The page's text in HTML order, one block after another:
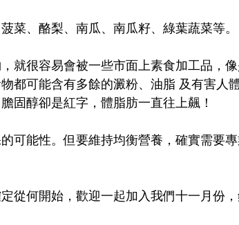
菜、酪梨、南瓜、南瓜籽、綠葉蔬菜等。
就很容易會被一些市面上素食加工品，
都可能含有多餘的澱粉、油脂 及有害人
固醇卻是紅字，體脂肪一直往上飆！
可能性。但要維持均衡營養，確實需要
從何開始，歡迎一起加入我們十一月份